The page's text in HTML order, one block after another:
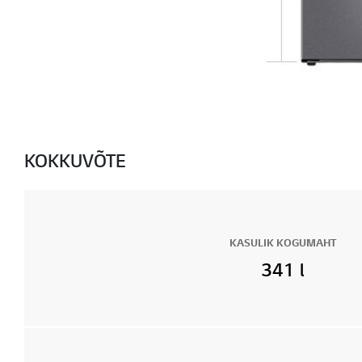
KOKKUVÕTE
KASULIK KOGUMAHT
341 l